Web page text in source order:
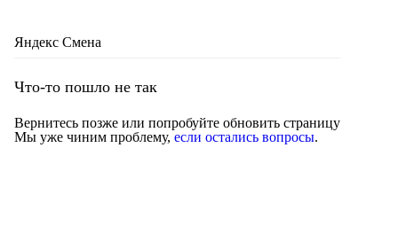
Яндекс Смена
Что-то пошло не так
Вернитесь позже или попробуйте обновить страницу
Мы уже чиним проблему, если остались вопросы.